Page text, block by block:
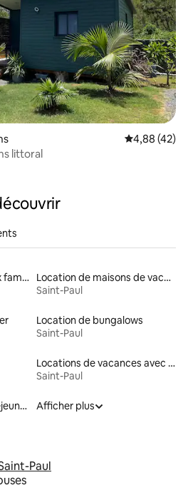
Évaluation
4,88 (42)
littoral
Locations adaptées aux familles
Location de maisons de vacances
Saint-Paul
Location de bungalows
Saint-Paul
Locations de vacances avec piscine
Saint-Paul
Locations avec petit-déjeuner
Afficher plus
Paul